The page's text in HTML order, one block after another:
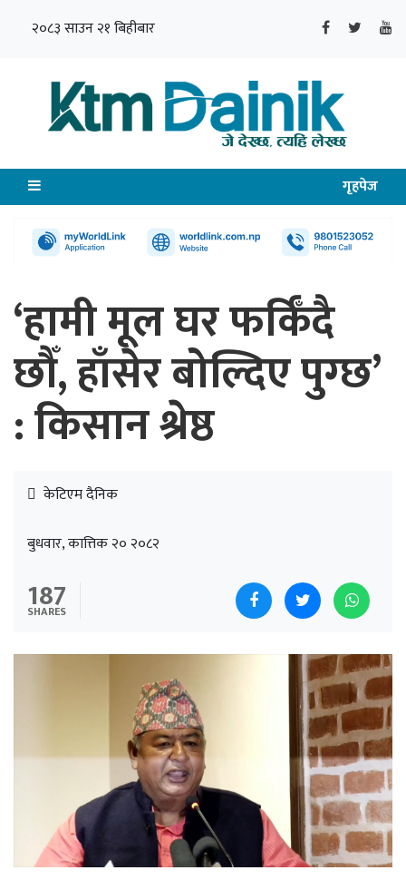
२०८३ साउन २१ बिहीबार
गृहपेज
‘हामी मूल घर फर्किँदै
छौँ, हाँसेर बोल्दिए पुग्छ’
: किसान श्रेष्ठ
केटिएम दैनिक
बुधवार, कात्तिक २० २०८२
187
SHARES